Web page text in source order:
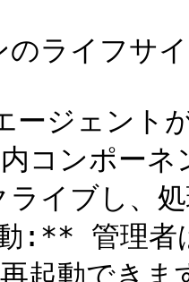
ライフサ
ェントが
コンポー
ライブし、
管理者
再起動でき